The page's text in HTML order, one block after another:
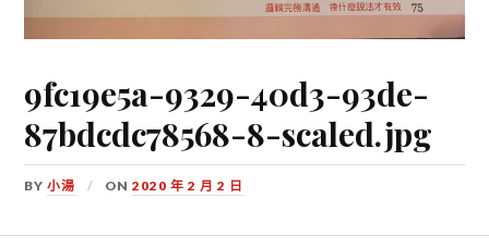
9fc19e5a-9329-40d3-93de-
87bdcdc78568-8-scaled.jpg
BY小湯 ON2020 年 2 月 2 日